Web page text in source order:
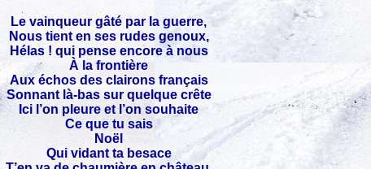
Le vainqueur gâté par la guerre,
Nous tient en ses rudes genoux,
Hélas ! qui pense encore à nous
À la frontière
Aux échos des clairons français
Sonnant là-bas sur quelque crête
Ici l’on pleure et l’on souhaite
Ce que tu sais
Noël
Qui vidant ta besace